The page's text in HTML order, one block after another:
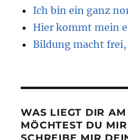
Ich bin ein ganz
Hier kommt mein
Bildung macht
WAS LIEGT DIR
MÖCHTEST DU